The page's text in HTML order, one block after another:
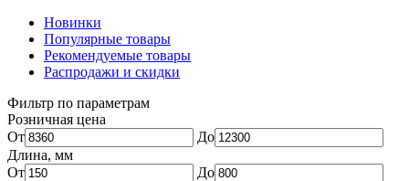
Новинки
Популярные товары
Рекомендуемые товары
Распродажи и скидки
Фильтр по параметрам
Розничная цена
От
До
Длина, мм
От
До